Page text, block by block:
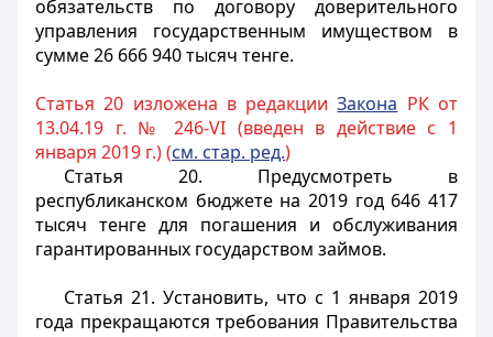
обязательств по договору доверительного
управления государственным имуществом в
сумме 26 666 940 тысяч тенге.
Статья 20 изложена в редакцииЗакона РК от
13.04.19 г. № 246-VI (введен в действие с 1
января 2019 г.) (см. стар. ред.)
Статья 20. Предусмотреть в
республиканском бюджете на 2019 год 646 417
тысяч тенге для погашения и обслуживания
гарантированных государством займов.
Статья 21.Установить, что с 1 января 2019
года прекращаются требования Правительства